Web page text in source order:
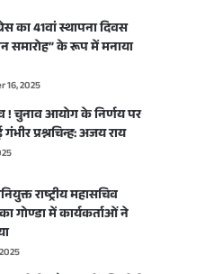
का 41वां स्थापना दिवस
समारोह” के रूप में मनाया
16, 2025
! चुनाव आयोग के निर्णय पर
प्रश्नचिन्ह: अजय राय
राष्ट्रीय महासचिव
गोण्डा में कार्यकर्ताओं ने